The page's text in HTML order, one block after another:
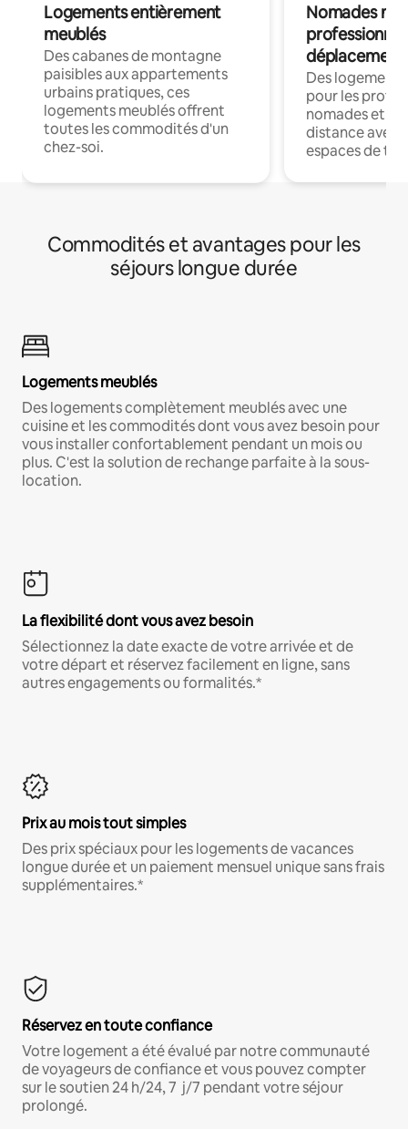
Logements entièrement
meublés
Des cabanes de montagne
paisibles aux appartements
urbains pratiques, ces
logements meublés offrent
toutes les commodités d'un
chez-soi.
Nomades
déplacement
Des
pour les
nomades et
distance avec
espaces de
Commodités et avantages pour les
séjours longue durée
Logements meublés
Des logements complètement meublés avec une
cuisine et les commodités dont vous avez besoin pour
vous installer confortablement pendant un mois ou
plus. C'est la solution de rechange parfaite à la sous-
location.
La flexibilité dont vous avez besoin
Sélectionnez la date exacte de votre arrivée et de
votre départ et réservez facilement en ligne, sans
autres engagements ou formalités.*
Prix au mois tout simples
Des prix spéciaux pour les logements de vacances
longue durée et un paiement mensuel unique sans frais
supplémentaires.*
Réservez en toute confiance
Votre logement a été évalué par notre communauté
de voyageurs de confiance et vous pouvez compter
sur le soutien 24 h/24, 7 j/7 pendant votre séjour
prolongé.